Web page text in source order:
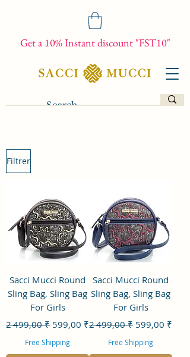
Get a 10% Instant discount "FST10"
Filtrer
Sacci Mucci Round
Sling Bag, Sling Bag
For Girls
Prix original
2 499,00 ₹ Prix promotionnel
599,00 ₹
Free Shipping
Sacci Mucci Round
Sling Bag, Sling Bag
For Girls
Prix original
2 499,00 ₹ Prix
599,00 ₹
Free Shipping